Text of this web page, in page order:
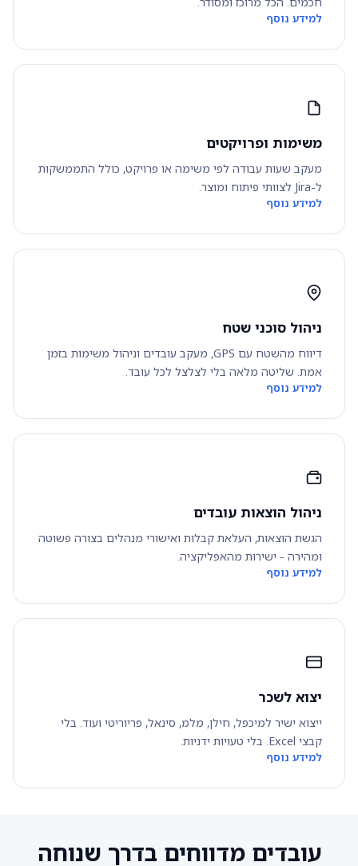
למידע נוסף
משימות ופרויקטים
מעקב שעות עבודה לפי משימה או פרויקט, כולל התממשקות
ל-Jira לצוותי פיתוח ומוצר.
למידע נוסף
ניהול סוכני שטח
דיווח מהשטח עם GPS, מעקב עובדים וניהול משימות בזמן
אמת. שליטה מלאה בלי לצלצל לכל עובד.
למידע נוסף
ניהול הוצאות עובדים
הגשת הוצאות, העלאת קבלות ואישורי מנהלים בצורה פשוטה
ומהירה - ישירות מהאפליקציה.
למידע נוסף
יצוא לשכר
ייצוא ישיר למיכפל, חילן, מלמ, סינאל, פריוריטי ועוד. בלי
קבצי Excel. בלי טעויות ידניות.
למידע נוסף
עובדים מדווחים בדרך שנוחה